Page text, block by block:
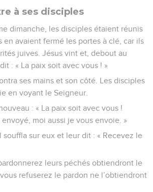
à ses disciples
dimanche, les disciples étaient réunis
en avaient fermé les portes à clé, car ils
juives. Jésus vint et, debout au
: « La paix soit avec vous ! »
ses mains et son côté. Les disciples
en voyant le Seigneur.
: « La paix soit avec vous !
envoyé, moi aussi je vous envoie. »
souffla sur eux et leur dit : « Recevez le
leurs péchés obtiendront le
refuserez le pardon ne l’obtiendront